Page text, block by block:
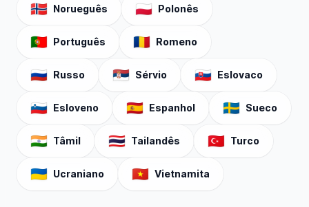
🇳🇴 Norueguês 🇵🇱 Polonês
🇵🇹 Português 🇷🇴 Romeno
🇷🇺 Russo 🇷🇸 Sérvio 🇸🇰 Eslovaco
🇸🇮 Esloveno 🇪🇸 Espanhol 🇸🇪 Sueco
🇮🇳 Tâmil 🇹🇭 Tailandês 🇹🇷 Turco
🇺🇦 Ucraniano 🇻🇳 Vietnamita